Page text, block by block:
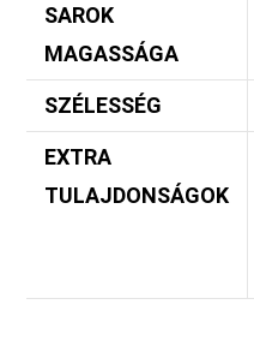
SAROK
MAGASSÁGA
SZÉLESSÉG
EXTRA
TULAJDONSÁGOK